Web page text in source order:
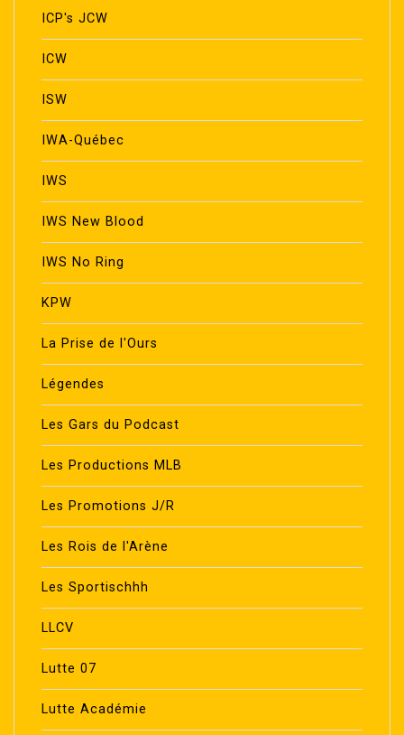
ICP's JCW
ICW
ISW
IWA-Québec
IWS
IWS New Blood
IWS No Ring
KPW
La Prise de l'Ours
Légendes
Les Gars du Podcast
Les Productions MLB
Les Promotions J/R
Les Rois de l'Arène
Les Sportischhh
LLCV
Lutte 07
Lutte Académie